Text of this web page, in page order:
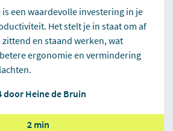
is een waardevolle investering in je
Het stelt je in staat om af
en staand werken, wat
ergonomie en vermindering
door Heine de Bruin
2 min